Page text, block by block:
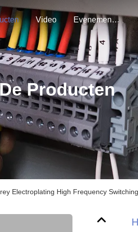
Video Evenementen
Producten
Electroplating High Frequency Switching